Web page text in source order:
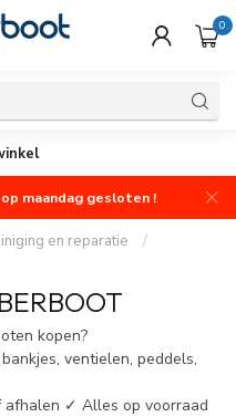
0
maandag gesloten !
en reparatie
/
kopen?
ventielen, peddels,
✓ Alles op voorraad